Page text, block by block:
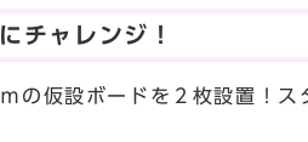
チャレンジ！
仮設ボードを２枚設置！ス